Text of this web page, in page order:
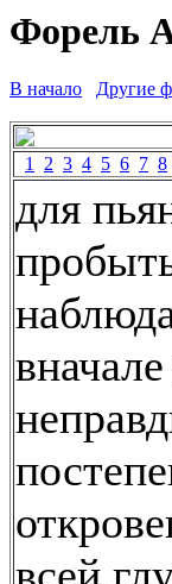
Форель
В начало Другие
1 2 3 4 5 6 7 8
для